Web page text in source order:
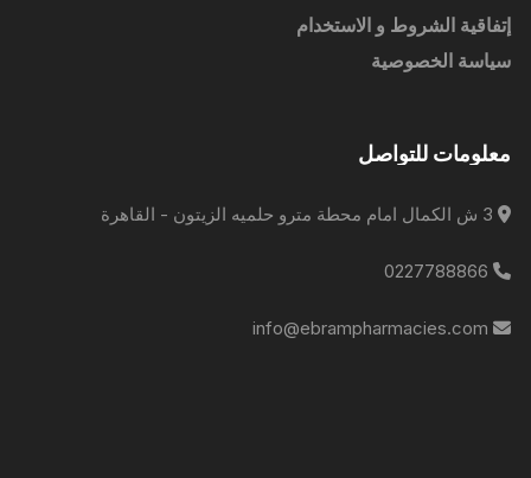
إتفاقية الشروط و الاستخدام
سياسة الخصوصية
معلومات للتواصل